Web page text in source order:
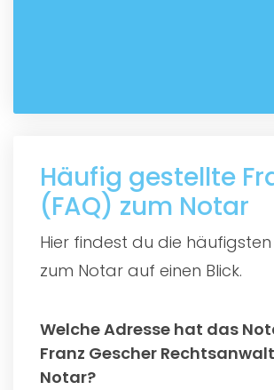
Häufig gestellte
(FAQ) zum Notar
Hier findest du die
zum Notar auf einen Blick.
Welche Adresse hat das
Franz Gescher
Notar?